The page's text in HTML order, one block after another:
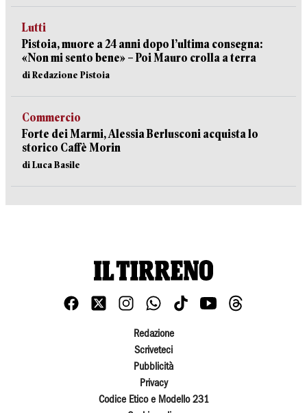
Lutti
Pistoia, muore a 24 anni dopo l’ultima consegna:
«Non mi sento bene» – Poi Mauro crolla a terra
di Redazione Pistoia
Commercio
Forte dei Marmi, Alessia Berlusconi acquista lo
storico Caffè Morin
di Luca Basile
Redazione
Scriveteci
Pubblicità
Privacy
Codice Etico e Modello 231